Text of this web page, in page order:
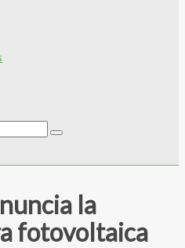
la
fotovoltaica